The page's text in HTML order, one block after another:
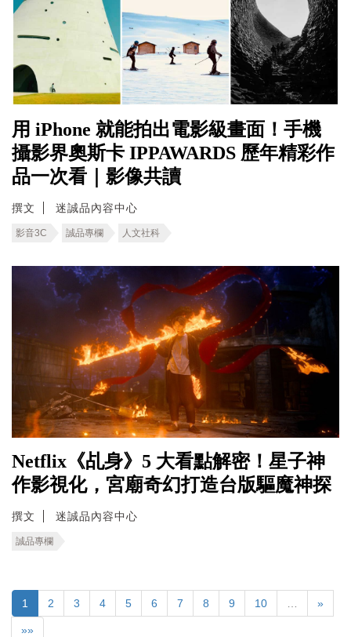
用 iPhone 就能拍出電影級畫面！手機
攝影界奧斯卡 IPPAWARDS 歷年精彩作
品一次看｜影像共讀
撰文 迷誠品內容中心
影音3C 誠品專欄 人文社科
Netflix《乩身》5 大看點解密！星子神
作影視化，宮廟奇幻打造台版驅魔神探
撰文 迷誠品內容中心
誠品專欄
1 2 3 4 5 6 7 8 9 10 »
»»